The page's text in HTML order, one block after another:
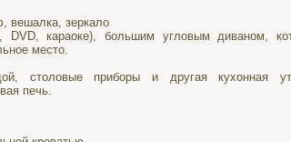
вешалка, зеркало
DVD, караоке), большим угловым диваном,
место.
столовые приборы и другая кухонная
печь.